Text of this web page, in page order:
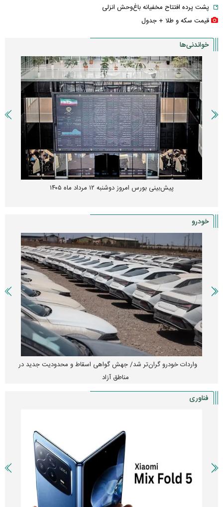
پشت پرده افتتاح مخفیانه باغ‌وحش انزلی
قیمت سکه و طلا + جدول
خواندنی‌ها
پیش‌بینی بورس امروز دوشنبه ۱۲ مرداد ماه ۱۴۰۵
خودرو
واردات خودرو گران‌تر شد/ جهش گواهی اسقاط و محدودیت جدید در
مناطق آزاد
فناوری